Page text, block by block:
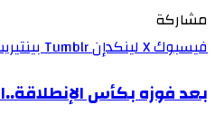
مشاركة
فيسبوكXلينكدإن
بعد فوزه بكأس